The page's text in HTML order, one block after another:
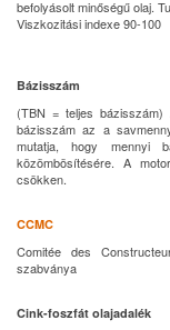
befolyásolt minőségű olaj.
Viszkozitási indexe 90-100
Bázisszám
(TBN = teljes
bázisszám az a
mutatja, hogy mennyi
közömbösítésére. A
csökken.
CCMC
Comitée des
szabványa
Cink-foszfát olajadalék